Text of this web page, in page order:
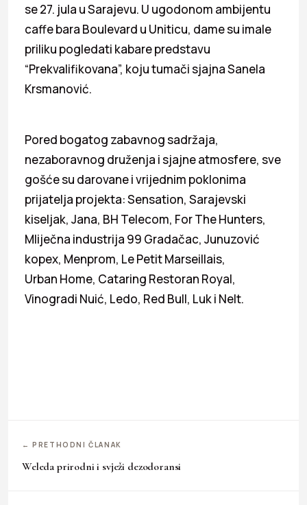
se 27. jula u Sarajevu. U ugodonom ambijentu
caffe bara Boulevard u Uniticu, dame su imale
priliku pogledati kabare predstavu
“Prekvalifikovana”, koju tumači sjajna Sanela
Krsmanović.
Pored bogatog zabavnog sadržaja,
nezaboravnog druženja i sjajne atmosfere, sve
gošće su darovane i vrijednim poklonima
prijatelja projekta: Sensation, Sarajevski
kiseljak, Jana, BH Telecom, For The Hunters,
Mliječna industrija 99 Gradačac, Junuzović
kopex, Menprom, Le Petit Marseillais,
Urban Home, Cataring Restoran Royal,
Vinogradi Nuić, Ledo, Red Bull, Luk i Nelt.
← PRETHODNI ČLANAK
Weleda prirodni i svježi dezodoransi